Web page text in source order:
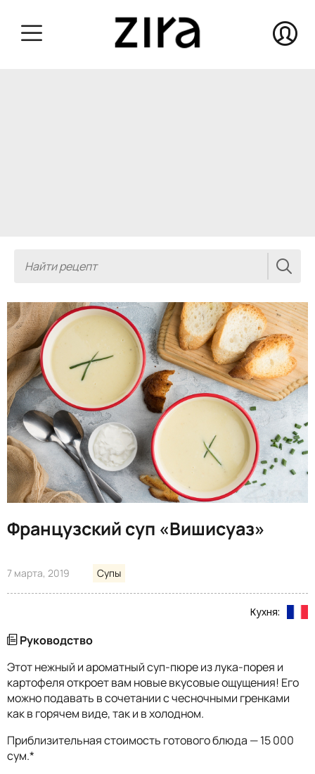
Французский суп «Вишисуаз»
7 марта, 2019 Супы
Кухня:
Руководство
Этот нежный и ароматный суп-пюре из лука-порея и
картофеля откроет вам новые вкусовые ощущения! Его
можно подавать в сочетании с чесночными гренками
как в горячем виде, так и в холодном.
Приблизительная стоимость готового блюда — 15 000
сум.*